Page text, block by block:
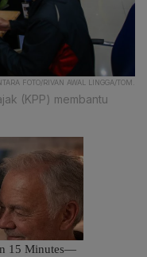
FOTO/RIVAN AWAL LINGGA/TOM.
(KPP) membantu